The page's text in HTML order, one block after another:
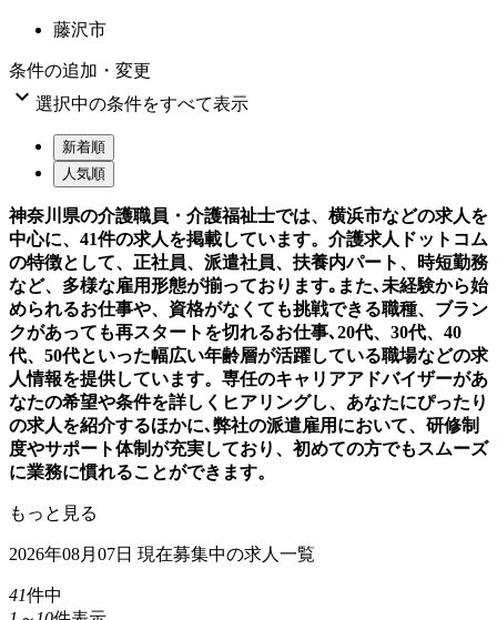
藤沢市
条件の追加・変更
 選択中の条件をすべて表示
新着順
人気順
神奈川県の介護職員・介護福祉士では、横浜市などの求人を
中心に、41件の求人を掲載しています。介護求人ドットコム
の特徴として、正社員、派遣社員、扶養内パート、時短勤務
など、多様な雇用形態が揃っております｡また､未経験から始
められるお仕事や、資格がなくても挑戦できる職種、ブラン
クがあっても再スタートを切れるお仕事､20代、30代、40
代、50代といった幅広い年齢層が活躍している職場などの求
人情報を提供しています。専任のキャリアアドバイザーがあ
なたの希望や条件を詳しくヒアリングし、あなたにぴったり
の求人を紹介するほかに､弊社の派遣雇用において、研修制
度やサポート体制が充実しており、初めての方でもスムーズ
に業務に慣れることができます。
もっと見る
2026年08月07日 現在募集中の求人一覧
41件中